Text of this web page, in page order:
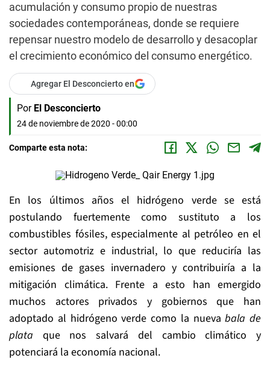
acumulación y consumo propio de nuestras
sociedades contemporáneas, donde se requiere
repensar nuestro modelo de desarrollo y desacoplar
el crecimiento económico del consumo energético.
Agregar El Desconcierto en
Por El Desconcierto
24 de noviembre de 2020 - 00:00
Comparte esta nota:
En los últimos años el hidrógeno verde se está
postulando fuertemente como sustituto a los
combustibles fósiles, especialmente al petróleo en el
sector automotriz e industrial, lo que reduciría las
emisiones de gases invernadero y contribuiría a la
mitigación climática. Frente a esto han emergido
muchos actores privados y gobiernos que han
adoptado al hidrógeno verde como la nuevabala de
plata que nos salvará del cambio climático y
potenciará la economía nacional.